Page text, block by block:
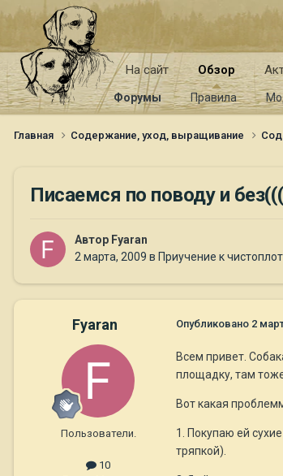
На сайт Обзор
Форумы Правила
Главная Содержание, уход, выращивание
Писаемся по поводу и без(((
Автор Fyaran
2 марта, 2009 в Приучение к
Fyaran
Пользователи.
10
Опубликовано 2
Всем привет.
площадку, там
Вот какая
1. Покупаю ей
тряпкой).